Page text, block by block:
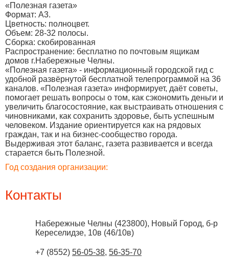
«Полезная газета»
Формат: А3.
Цветность: полноцвет.
Объем: 28-32 полосы.
Сборка: скобированная
Распространение: бесплатно по почтовым ящикам
домов г.Набережные Челны.
«Полезная газета» - информационный городской гид с
удобной развёрнутой бесплатной телепрограммой на 36
каналов. «Полезная газета» информирует, даёт советы,
помогает решать вопросы о том, как сэкономить деньги и
увеличить благосостояние, как выстраивать отношения с
чиновниками, как сохранить здоровье, быть успешным
человеком. Издание ориентируется как на рядовых
граждан, так и на бизнес-сообщество города.
Выдерживая этот баланс, газета развивается и всегда
старается быть Полезной.
Год создания организации:
Контакты
Набережные Челны (423800), Новый Город, б-р
Кереселидзе, 10в (46/10в)
+7 (8552) 56-05-38, 56-35-70